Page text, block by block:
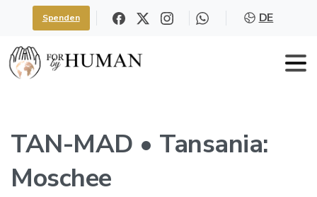
Spenden DE
TAN-MAD • Tansania:
Moschee